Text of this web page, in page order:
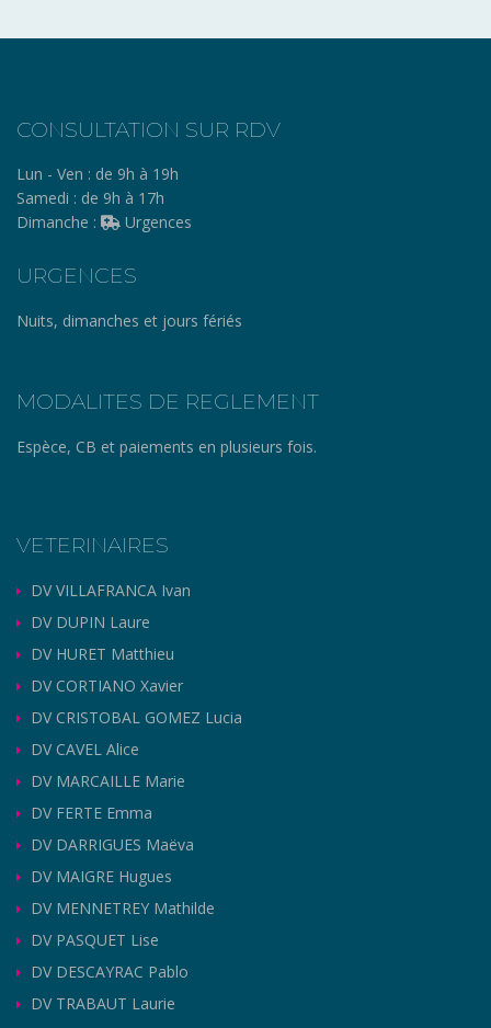
CONSULTATION SUR RDV
Lun - Ven : de 9h à 19h
Samedi : de 9h à 17h
Dimanche :
Urgences
URGENCES
Nuits, dimanches et jours fériés
MODALITES DE REGLEMENT
Espèce, CB et paiements en plusieurs fois.
VETERINAIRES
DV VILLAFRANCA Ivan
DV DUPIN Laure
DV HURET Matthieu
DV CORTIANO Xavier
DV CRISTOBAL GOMEZ Lucia
DV CAVEL Alice
DV MARCAILLE Marie
DV FERTE Emma
DV DARRIGUES Maëva
DV MAIGRE Hugues
DV MENNETREY Mathilde
DV PASQUET Lise
DV DESCAYRAC Pablo
DV TRABAUT Laurie